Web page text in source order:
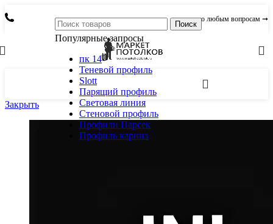
по любым вопросам ➞
Поиск
Популярные запросы
пк 14
Теневой профиль
Slott
Парящий профиль
Световая линия
Стеновой профиль
Профили Парсек
Профиль карниз
Закрыть